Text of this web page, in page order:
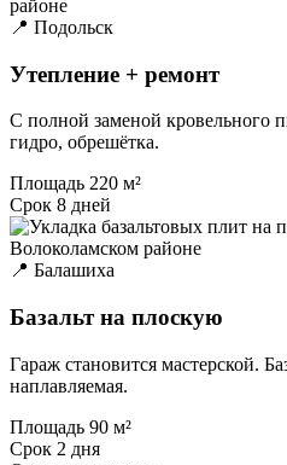
📍 Подольск
Утепление + ремонт
С полной заменой кровельного
гидро, обрешётка.
Площадь 220 м²
Срок 8 дней
📍 Балашиха
Базальт на плоскую
Гараж становится мастерской.
наплавляемая.
Площадь 90 м²
Срок 2 дня